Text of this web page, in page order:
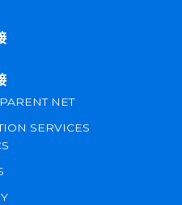
NET
SERVICES